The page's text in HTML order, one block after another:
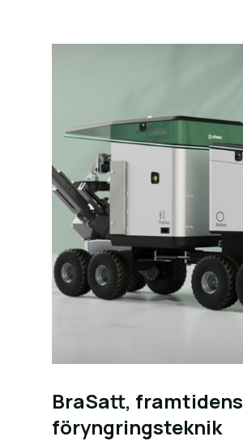
BraSatt, framtidens
föryngringsteknik